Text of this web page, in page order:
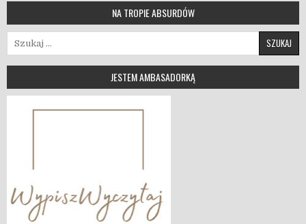
NA TROPIE ABSURDÓW
Szukaj:
JESTEM AMBASADORKĄ